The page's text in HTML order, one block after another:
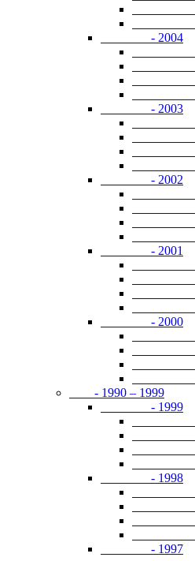
-
-
- 2004
-
-
-
-
- 2003
-
-
-
-
- 2002
-
-
-
-
- 2001
-
-
-
-
- 2000
-
-
-
-
- 1990 – 1999
- 1999
-
-
-
-
- 1998
-
-
-
-
- 1997